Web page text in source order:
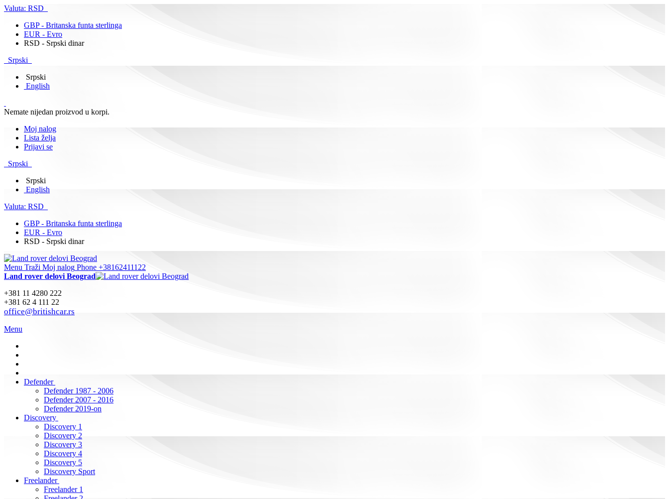
Valuta: RSD
GBP - Britanska funta sterlinga
EUR - Evro
RSD - Srpski dinar
Srpski
Srpski
English
Nemate nijedan proizvod u korpi.
Moj nalog
Lista želja
Prijavi se
Srpski
Srpski
English
Valuta: RSD
GBP - Britanska funta sterlinga
EUR - Evro
RSD - Srpski dinar
Menu Traži Moj nalog Phone +38162411122
Land rover delovi Beograd
+381 11 4280 222
+381 62 4 111 22
office@britishcar.rs
Menu
Defender
Defender 1987 - 2006
Defender 2007 - 2016
Defender 2019-on
Discovery
Discovery 1
Discovery 2
Discovery 3
Discovery 4
Discovery 5
Discovery Sport
Freelander
Freelander 1